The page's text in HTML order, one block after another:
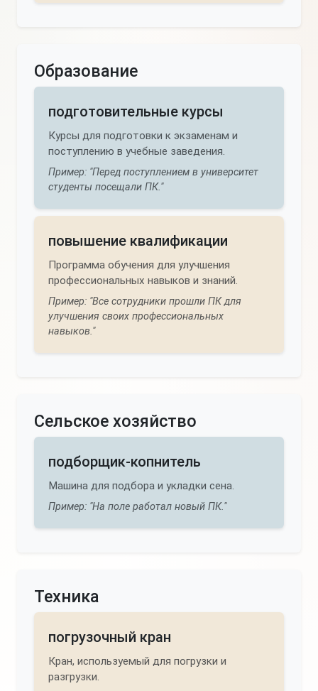
Образование
подготовительные курсы
Курсы для подготовки к экзаменам и
поступлению в учебные заведения.
Пример: "Перед поступлением в университет
студенты посещали ПК."
повышение квалификации
Программа обучения для улучшения
профессиональных навыков и знаний.
Пример: "Все сотрудники прошли ПК для
улучшения своих профессиональных
навыков."
Сельское хозяйство
подборщик-копнитель
Машина для подбора и укладки сена.
Пример: "На поле работал новый ПК."
Техника
погрузочный кран
Кран, используемый для погрузки и
разгрузки.